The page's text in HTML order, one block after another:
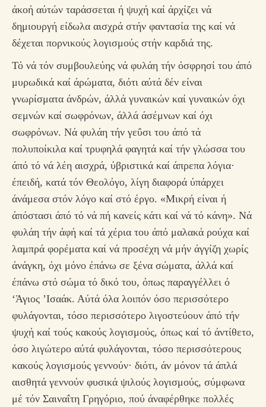
άκοή αύτών ταράσσεται ή ψυχή καί άρχίζει νά
δημιουργή είδωλα αισχρά στήν φαντασία της καί νά
δέχεται πορνικούς λογισμούς στήν καρδιά της.
Τό νά τόν συμβουλεύης νά φυλάη τήν όσφρησί του άπό
μυρωδικά καί άρώματα, διότι αύτά δέν είναι
γνωρίσματα άνδρών, άλλά γυναικών καί γυναικών όχι
σεμνών καί σωφρόνων, άλλά άσέμνων καί όχι
σωφρόνων. Νά φυλάη τήν γεΰσι του άπό τά
πολυποίκιλα καί τρυφηλά φαγητά καί τήν γλώσσα του
άπό τό νά λέη αισχρά, ύβριστικά καί άπρεπα λόγια·
έπειδή, κατά τόν Θεολόγο, λίγη διαφορά ύπάρχει
άνάμεσα στόν λόγο καί στό έργο. «Μικρή είναι ή
άπόστασι άπό τό νά πή κανείς κάτι καί νά τό κάνη». Νά
φυλάη τήν άφή καί τά χέρια του άπό μαλακά ρούχα καί
λαμπρά φορέματα καί νά προσέχη νά μήν άγγίζη χωρίς
άνάγκη, όχι μόνο έπάνω σε ξένα σώματα, άλλά καί
έπάνω στό σώμα τό δικό του, όπως παραγγέλλει ό
‘Άγιος ’Ισαάκ. Αύτά όλα λοιπόν όσο περισσότερο
φυλάγονται, τόσο περισσότερο λιγοστεύουν άπό τήν
ψυχή καί τούς κακούς λογισμούς, όπως καί τό άντίθετο,
όσο λιγώτερο αύτά φυλάγονται, τόσο περισσότερους
κακούς λογισμούς γεννούν· διότι, άν μόνον τά άπλά
αισθητά γεννούν φυσικά ψιλούς λογισμούς, σύμφωνα
μέ τόν Σαιναΐτη Γρηγόριο, πού άναφέρθηκε πολλές